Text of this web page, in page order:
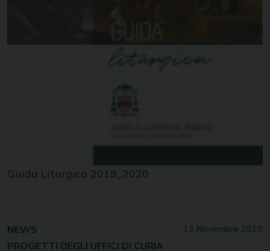
Guida Liturgica 2019_2020
13 Novembre 2019
NEWS
PROGETTI DEGLI UFFICI DI CURIA